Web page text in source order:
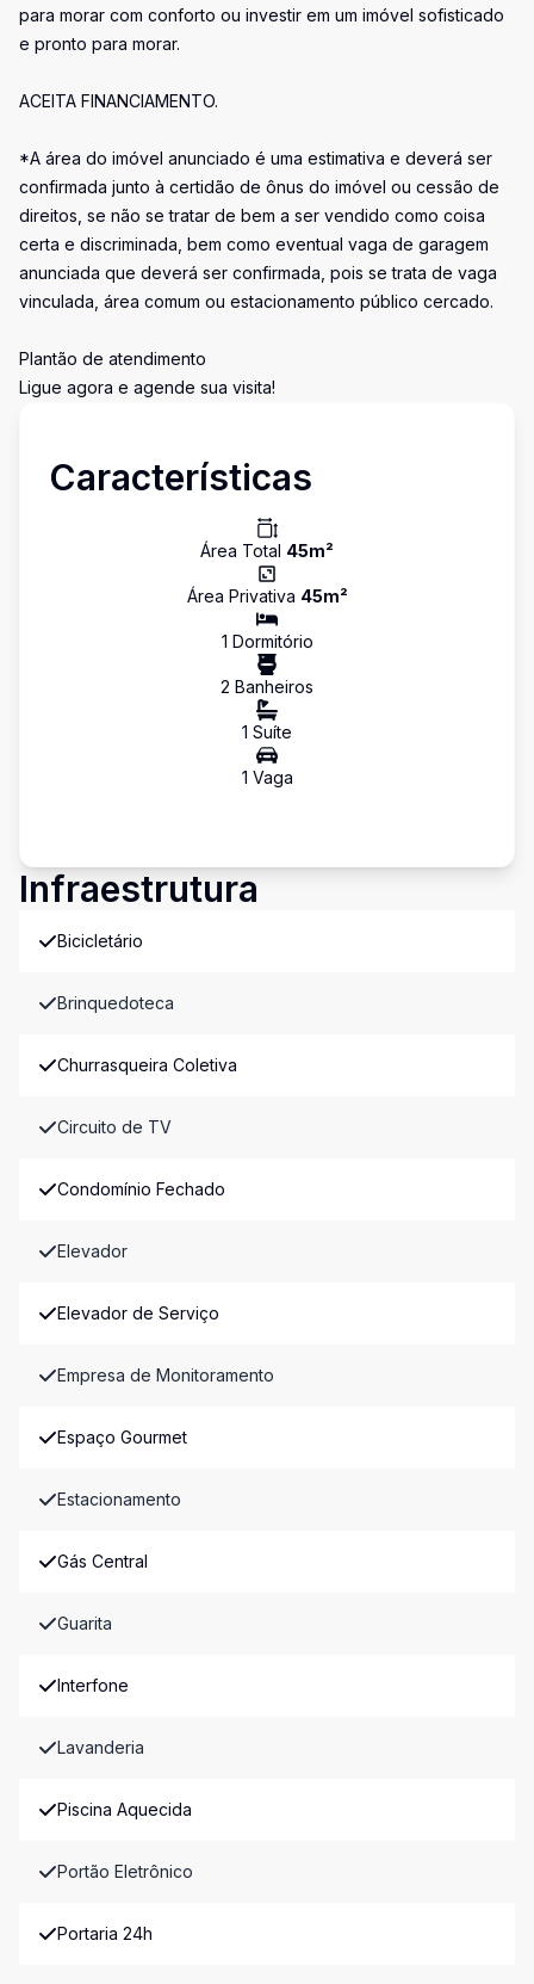
para morar com conforto ou investir em um imóvel sofisticado
e pronto para morar.
ACEITA FINANCIAMENTO.
*A área do imóvel anunciado é uma estimativa e deverá ser
confirmada junto à certidão de ônus do imóvel ou cessão de
direitos, se não se tratar de bem a ser vendido como coisa
certa e discriminada, bem como eventual vaga de garagem
anunciada que deverá ser confirmada, pois se trata de vaga
vinculada, área comum ou estacionamento público cercado.
Plantão de atendimento
Ligue agora e agende sua visita!
Características
Área Total 45m²
Área Privativa 45m²
1 Dormitório
2 Banheiros
1 Suíte
1 Vaga
Infraestrutura
Bicicletário
Brinquedoteca
Churrasqueira Coletiva
Circuito de TV
Condomínio Fechado
Elevador
Elevador de Serviço
Empresa de Monitoramento
Espaço Gourmet
Estacionamento
Gás Central
Guarita
Interfone
Lavanderia
Piscina Aquecida
Portão Eletrônico
Portaria 24h